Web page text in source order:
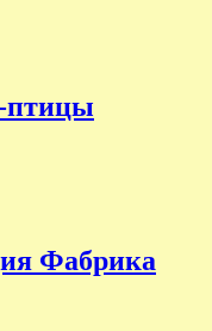
птицы
Фабрика